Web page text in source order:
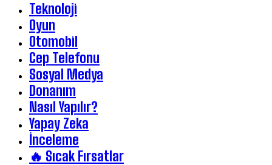
Teknoloji
Oyun
Otomobil
Cep Telefonu
Sosyal Medya
Donanım
Nasıl Yapılır?
Yapay Zeka
İnceleme
🔥 Sıcak Fırsatlar